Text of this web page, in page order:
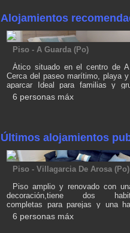
Alojamientos
Piso - A Guarda (Po)
Ático situado en el centro de A
Cerca del paseo marítimo, playa
aparcar Ideal para familias y
amigos WiFi, cesta de bienvenida,
de baño, menaje y todo lo
6 personas máx
Últimos alojamientos
Piso - Villagarcia De Arosa (Po)
Piso amplio y renovado con
decoración,tiene dos
completas para parejas y una
para dos niños ,también tiene un
baño que dispone de un amplio
6 personas máx